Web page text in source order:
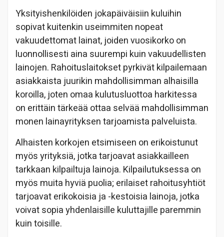
Yksityishenkilöiden jokapäiväisiin kuluihin
sopivat kuitenkin useimmiten nopeat
vakuudettomat lainat, joiden vuosikorko on
luonnollisesti aina suurempi kuin vakuudellisten
lainojen. Rahoituslaitokset pyrkivät kilpailemaan
asiakkaista juurikin mahdollisimman alhaisilla
koroilla, joten omaa kulutusluottoa harkitessa
on erittäin tärkeää ottaa selvää mahdollisimman
monen lainayrityksen tarjoamista palveluista.
Alhaisten korkojen etsimiseen on erikoistunut
myös yrityksiä, jotka tarjoavat asiakkailleen
tarkkaan kilpailtuja lainoja. Kilpailutuksessa on
myös muita hyviä puolia; erilaiset rahoitusyhtiöt
tarjoavat erikokoisia ja -kestoisia lainoja, jotka
voivat sopia yhdenlaisille kuluttajille paremmin
kuin toisille.